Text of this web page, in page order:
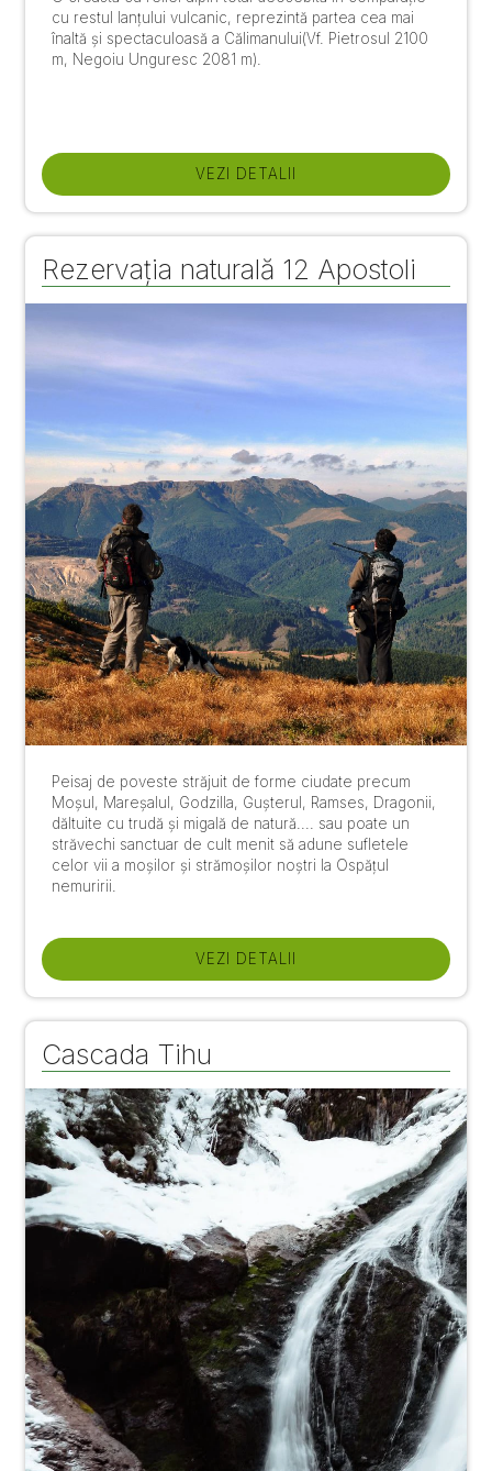
cu restul lanțului vulcanic, reprezintă partea cea mai
înaltă și spectaculoasă a Călimanului(Vf. Pietrosul 2100
m, Negoiu Unguresc 2081 m).
VEZI DETALII
Rezervația naturală 12 Apostoli
Peisaj de poveste străjuit de forme ciudate precum
Moșul, Mareșalul, Godzilla, Gușterul, Ramses, Dragonii,
dăltuite cu trudă și migală de natură.... sau poate un
străvechi sanctuar de cult menit să adune sufletele
celor vii a moșilor și strămoșilor noștri la Ospățul
nemuririi.
VEZI DETALII
Cascada Tihu